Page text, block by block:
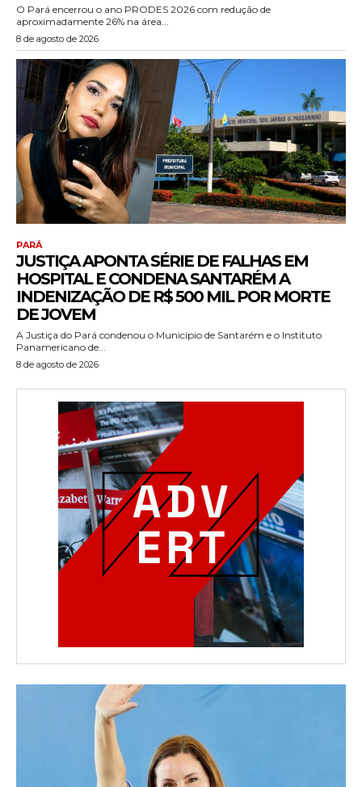
O Pará encerrou o ano PRODES 2026 com redução de
aproximadamente 26% na área...
8 de agosto de 2026
PARÁ
JUSTIÇA APONTA SÉRIE DE FALHAS EM
HOSPITAL E CONDENA SANTARÉM A
INDENIZAÇÃO DE R$ 500 MIL POR MORTE
DE JOVEM
A Justiça do Pará condenou o Município de Santarém e o Instituto
Panamericano de...
8 de agosto de 2026